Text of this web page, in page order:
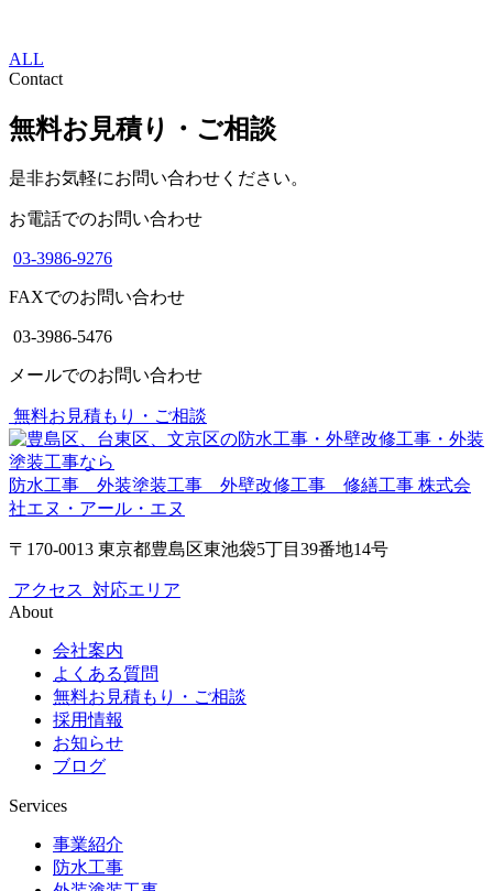
ALL
Contact
無料お見積り・ご相談
是非お気軽にお問い合わせください。
お電話でのお問い合わせ
03-3986-9276
FAXでのお問い合わせ
03-3986-5476
メールでのお問い合わせ
無料お見積もり・ご相談
防水工事 外装塗装工事 外壁改修工事 修繕工事 株式会
社エヌ・アール・エヌ
〒170-0013 東京都豊島区東池袋5丁目39番地14号
アクセス 対応エリア
About
会社案内
よくある質問
無料お見積もり・ご相談
採用情報
お知らせ
ブログ
Services
事業紹介
防水工事